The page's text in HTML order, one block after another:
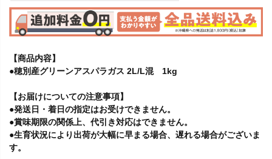
【商品内容】
●穂別産グリーンアスパラガス 2L/L混 1kg
【お届けについての注意事項】
●発送日・着日の指定はお受けできません。
●賞味期限の関係上、代引き対応はできません。
●生育状況により出荷が大幅に早まる場合、遅れる場合がございま
す。